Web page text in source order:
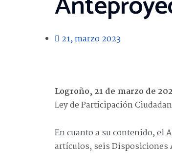
21, marzo 2023
Logroño, 21 de marzo de
Ley de Participación
En cuanto a su contenido, el
artículos, seis Disposiciones